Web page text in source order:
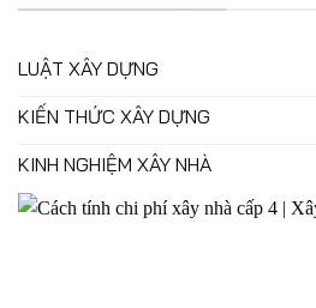
LUẬT XÂY DỰNG
KIẾN THỨC XÂY DỰNG
KINH NGHIỆM XÂY NHÀ